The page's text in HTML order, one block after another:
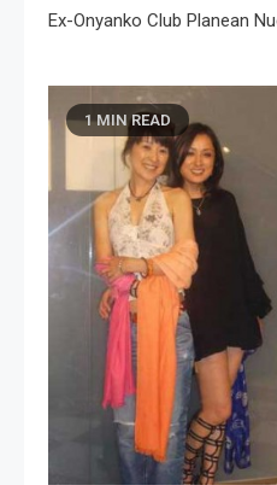
Ex-Onyanko Club Planean
1 MIN READ